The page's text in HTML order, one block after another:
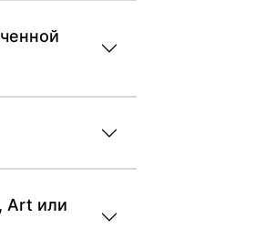
Art или